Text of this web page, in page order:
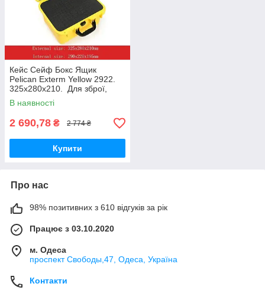
Кейс Сейф Бокс Ящик
Pelican Exterm Yellow 2922.
325х280х210. Для зброї,
коштовностей, точних
приладів, дронів.
В наявності
2 690,78 ₴ 2 774 ₴
Купити
Про нас
98% позитивних з 610 відгуків за рік
Працює з 03.10.2020
м. Одеса
проспект Свободы,47, Одеса, Україна
Контакти